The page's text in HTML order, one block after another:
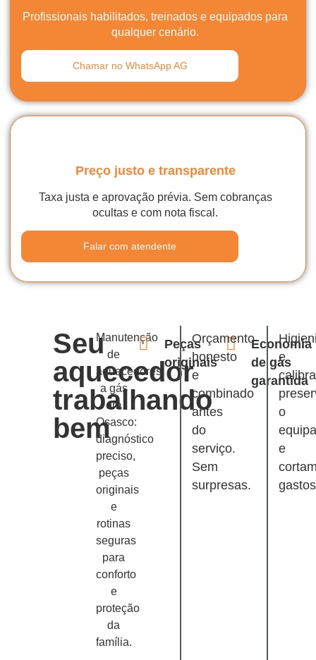
Profissionais habilitados, treinados e equipados para
qualquer cenário.
Chamar no WhatsApp AG
Preço justo e transparente
Taxa justa e aprovação prévia. Sem cobranças
ocultas e com nota fiscal.
Falar com atendente
Seu
aquecedor
trabalhando
bem
Manutenção
de
aquecedores
a gás
em
Osasco:
diagnóstico
preciso,
peças
originais
e
rotinas
seguras
para
conforto
e
proteção
da
família.
Peças
originais
Economia
de gás
garantida
Orçamento
honesto
e
combinado
antes
do
serviço.
Sem
surpresas.
e
o
e